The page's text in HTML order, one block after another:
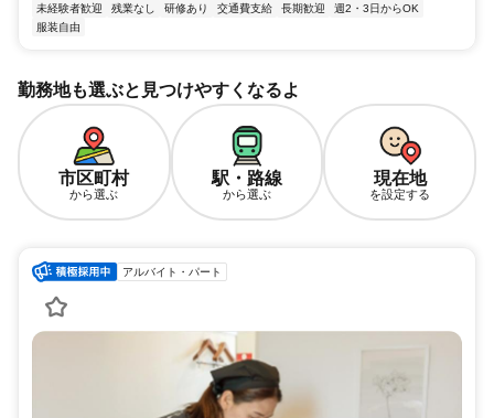
未経験者歓迎
残業なし 研修あり 交通費支給 長期歓迎
週2・3日からOK
服装自由
勤務地も選ぶと見つけやすくなるよ
市区町村
から選ぶ
駅・路線
から選ぶ
現在地
を設定する
アルバイト・パート